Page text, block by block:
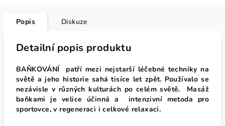
Popis Diskuze
Detailní popis produktu
BAŇKOVÁNÍ patří mezi nejstarší léčebné techniky na
světě a jeho historie sahá tisíce let zpět. Používalo se
nezávisle v různých kulturách po celém světě. Masáž
baňkami je velice účinná a intenzivní metoda pro
sportovce, v regeneraci i celkové relaxaci.